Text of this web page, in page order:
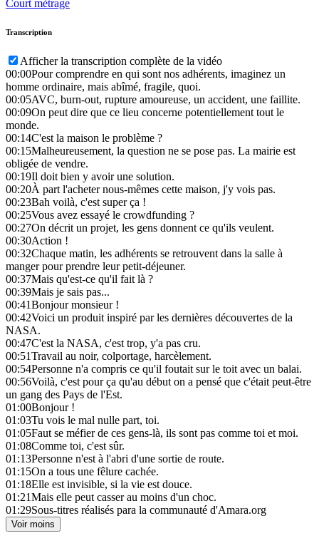
Court métrage
Transcription
Afficher la transcription complète de la vidéo
00:00Pour comprendre en qui sont nos adhérents, imaginez un
homme ordinaire, mais abîmé, fragile, quoi.
00:05AVC, burn-out, rupture amoureuse, un accident, une faillite.
00:09On peut dire que ce lieu concerne potentiellement tout le
monde.
00:14C'est la maison le problème ?
00:15Malheureusement, la question ne se pose pas. La mairie est
obligée de vendre.
00:19Il doit bien y avoir une solution.
00:20À part l'acheter nous-mêmes cette maison, j'y vois pas.
00:23Bah voilà, c'est super ça !
00:25Vous avez essayé le crowdfunding ?
00:27On décrit un projet, les gens donnent ce qu'ils veulent.
00:30Action !
00:32Chaque matin, les adhérents se retrouvent dans la salle à
manger pour prendre leur petit-déjeuner.
00:37Mais qu'est-ce qu'il fait là ?
00:39Mais je sais pas...
00:41Bonjour monsieur !
00:42Voici un produit inspiré par les dernières découvertes de la
NASA.
00:47C'est la NASA, c'est trop, y'a pas cru.
00:51Travail au noir, colportage, harcèlement.
00:54Personne n'a compris ce qu'il foutait sur le toit avec un balai.
00:56Voilà, c'est pour ça qu'au début on a pensé que c'était peut-être
un gang des Pays de l'Est.
01:00Bonjour !
01:03Tu vois le mal nulle part, toi.
01:05Faut se méfier de ces gens-là, ils sont pas comme toi et moi.
01:08Comme toi, c'est sûr.
01:13Personne n'est à l'abri d'une sortie de route.
01:15On a tous une fêlure cachée.
01:18Elle est invisible, si la vie est douce.
01:21Mais elle peut casser au moins d'un choc.
01:29Sous-titres réalisés para la communauté d'Amara.org
Voir moins